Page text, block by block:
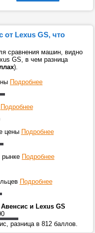
от Lexus GS, что
сравнения машин, видно
GS, в чем разница
).
Подробнее
Подробнее
цены Подробнее
рынке Подробнее
Подробнее
Авенсис и Lexus GS
разница в 812 баллов.